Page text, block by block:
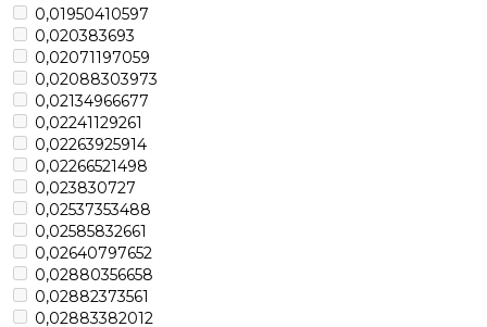
0,01950410597
0,020383693
0,02071197059
0,02088303973
0,02134966677
0,02241129261
0,02263925914
0,02266521498
0,023830727
0,02537353488
0,02585832661
0,02640797652
0,02880356658
0,02882373561
0,02883382012